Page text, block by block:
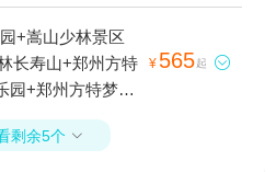
+嵩山少林景区
长寿山+郑州方特
园+郑州方特梦幻
泉+郑州园博园
影小镇+郑州银
¥ 565起 
剩余5个 